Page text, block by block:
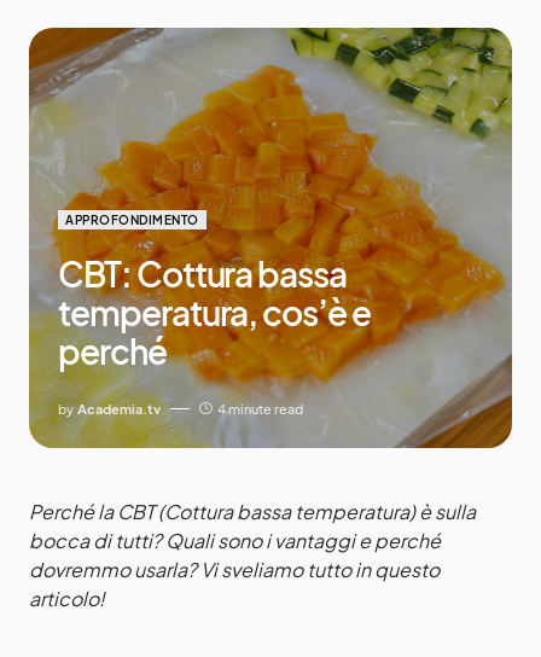
APPROFONDIMENTO
CBT: Cottura bassa
temperatura, cos’è e
perché
by Academia.tv 4 minute read
Perché la CBT (Cottura bassa temperatura) è sulla
bocca di tutti? Quali sono i vantaggi e perché
dovremmo usarla? Vi sveliamo tutto in questo
articolo!